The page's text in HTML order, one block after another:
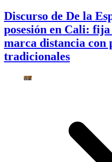
Discurso de De la
posesión en Cali:
marca distancia con
tradicionales